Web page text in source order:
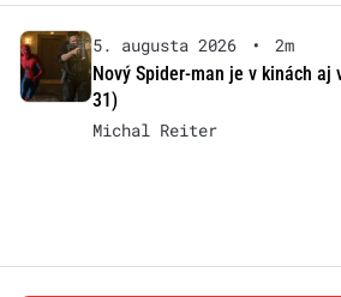
5. augusta 2026 •
2m
Nový Spider-man je v kinách aj
31)
Michal Reiter